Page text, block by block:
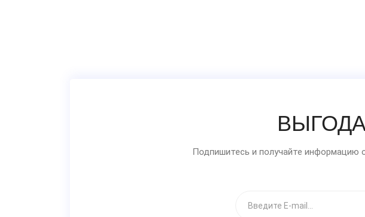
Подпишитесь и получайте информацию